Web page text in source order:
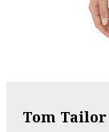
Tom Tailor